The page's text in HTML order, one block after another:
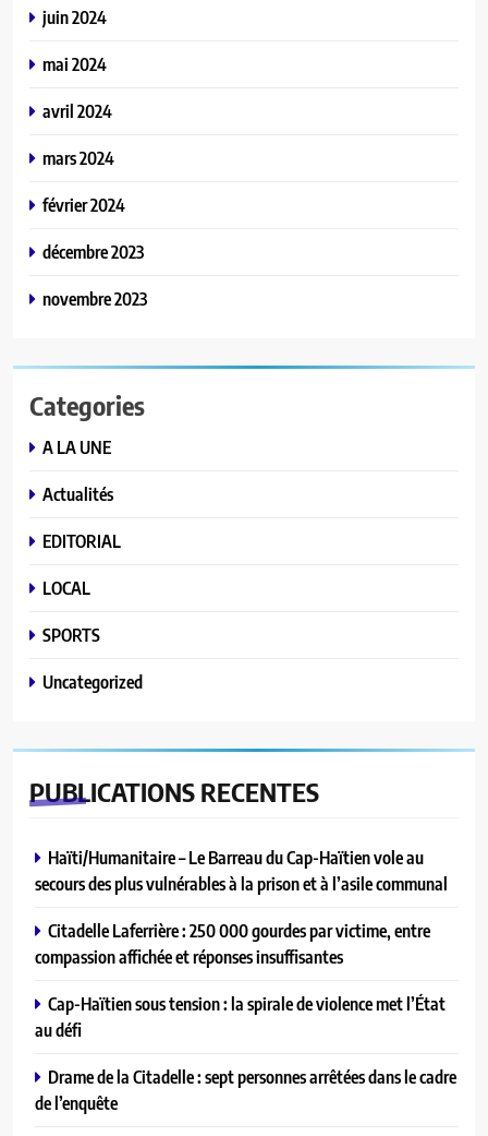
juin 2024
mai 2024
avril 2024
mars 2024
février 2024
décembre 2023
novembre 2023
Categories
A LA UNE
Actualités
EDITORIAL
LOCAL
SPORTS
Uncategorized
PUBLICATIONS RECENTES
Haïti/Humanitaire – Le Barreau du Cap-Haïtien vole au
secours des plus vulnérables à la prison et à l’asile communal
Citadelle Laferrière : 250 000 gourdes par victime, entre
compassion affichée et réponses insuffisantes
Cap-Haïtien sous tension : la spirale de violence met l’État
au défi
Drame de la Citadelle : sept personnes arrêtées dans le cadre
de l’enquête